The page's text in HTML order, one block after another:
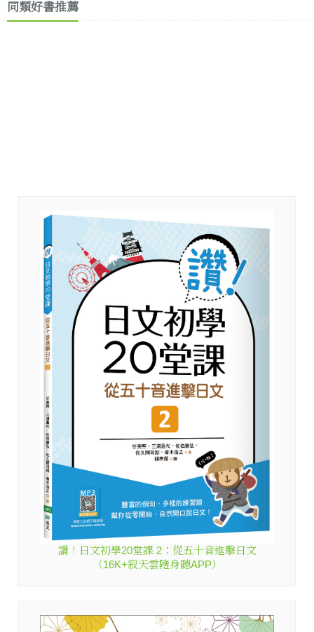
同類好書推薦
讚！日文初學20堂課 2：從五十音進擊日文
（16K+寂天雲隨身聽APP）